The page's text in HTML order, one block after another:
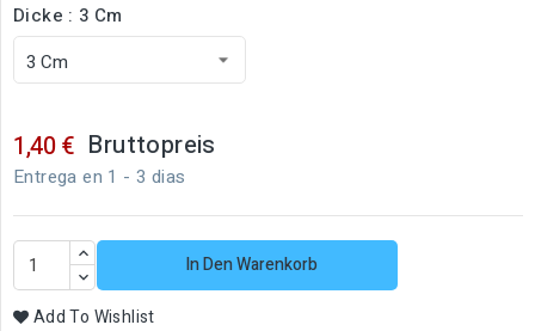
Dicke : 3 Cm
1,40 € Bruttopreis
Entrega en 1 - 3 dias
In Den Warenkorb
Add To Wishlist